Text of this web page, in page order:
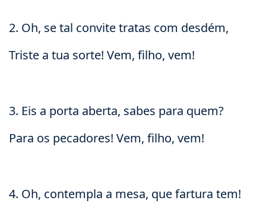
2. Oh, se tal convite tratas com desdém,
Triste a tua sorte! Vem, filho, vem!
3. Eis a porta aberta, sabes para quem?
Para os pecadores! Vem, filho, vem!
4. Oh, contempla a mesa, que fartura tem!